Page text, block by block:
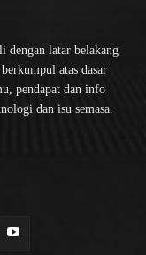
dengan latar belakang
atas dasar
pendapat dan info
dan isu semasa.